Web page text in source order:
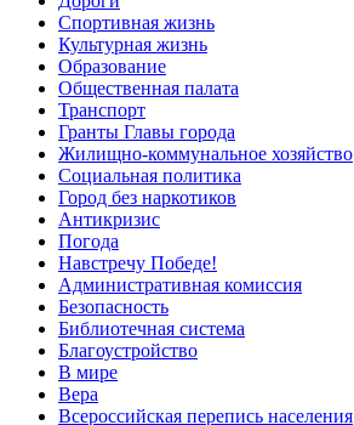
Спортивная жизнь
Культурная жизнь
Образование
Общественная палата
Транспорт
Гранты Главы города
Жилищно-коммунальное хозяйство
Социальная политика
Город без наркотиков
Антикризис
Погода
Навстречу Победе!
Административная комиссия
Безопасность
Библиотечная система
Благоустройство
В мире
Вера
Всероссийская перепись населения